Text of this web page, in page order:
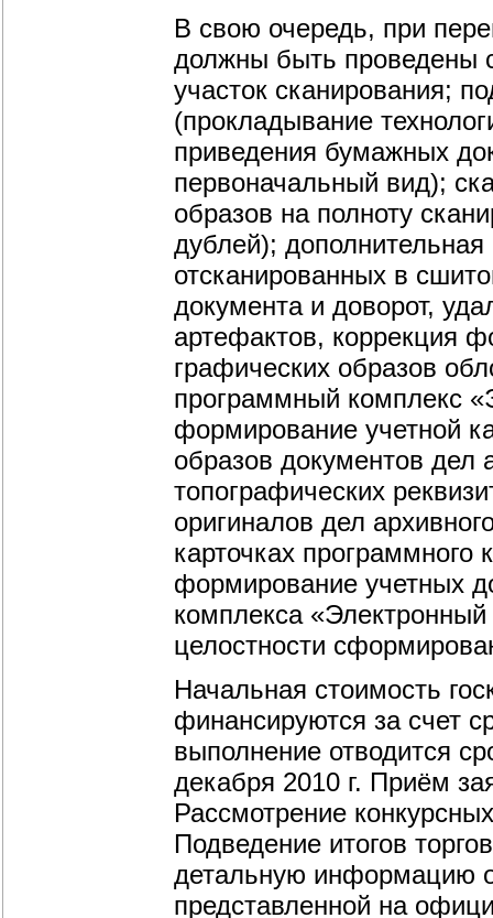
В свою очередь, при
должны быть проведены
участок сканирования;
(прокладывание
приведения бумажных
первоначальный вид);
образов на полноту
дублей);
отсканированных в
документа и доворот,
артефактов, коррекция
графических образов
программный комплекс
формирование учетной
образов документов дел
топографических
оригиналов дел
карточках
формирование учетных
комплекса
целостности
Начальная стоимость
финансируются за счет
выполнение отводится
декабря 2010 г. Приём
Рассмотрение
Подведение итогов
детальную информацию
представленной на